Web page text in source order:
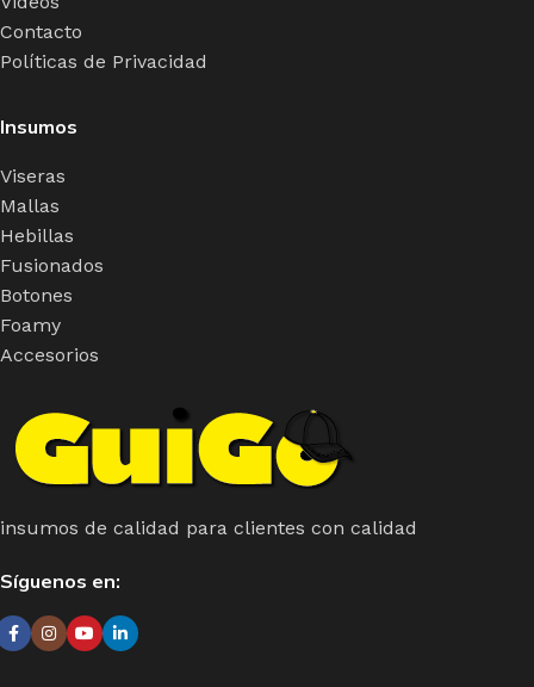
Contacto
Políticas de Privacidad
Insumos
Viseras
Mallas
Hebillas
Fusionados
Botones
Foamy
Accesorios
insumos de calidad para clientes con calidad
Síguenos en: